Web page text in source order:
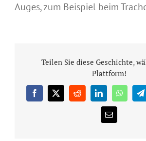
Auges, zum Beispiel beim
Teilen Sie diese Geschichte,
Plattform!
Facebook
X RedditLinkedIn
E-